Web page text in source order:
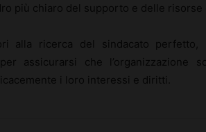
più chiaro del supporto e delle
alla ricerca del sindacato perfetto,
assicurarsi che
i loro interessi e diritti.